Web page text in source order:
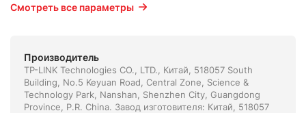
Смотреть все параметры
Производитель
TP-LINK Technologies CO., LTD., Китай, 518057 South
Building, No.5 Keyuan Road, Central Zone, Science &
Technology Park, Nanshan, Shenzhen City, Guangdong
Province, P.R. China. Завод изготовителя: Китай, 518057